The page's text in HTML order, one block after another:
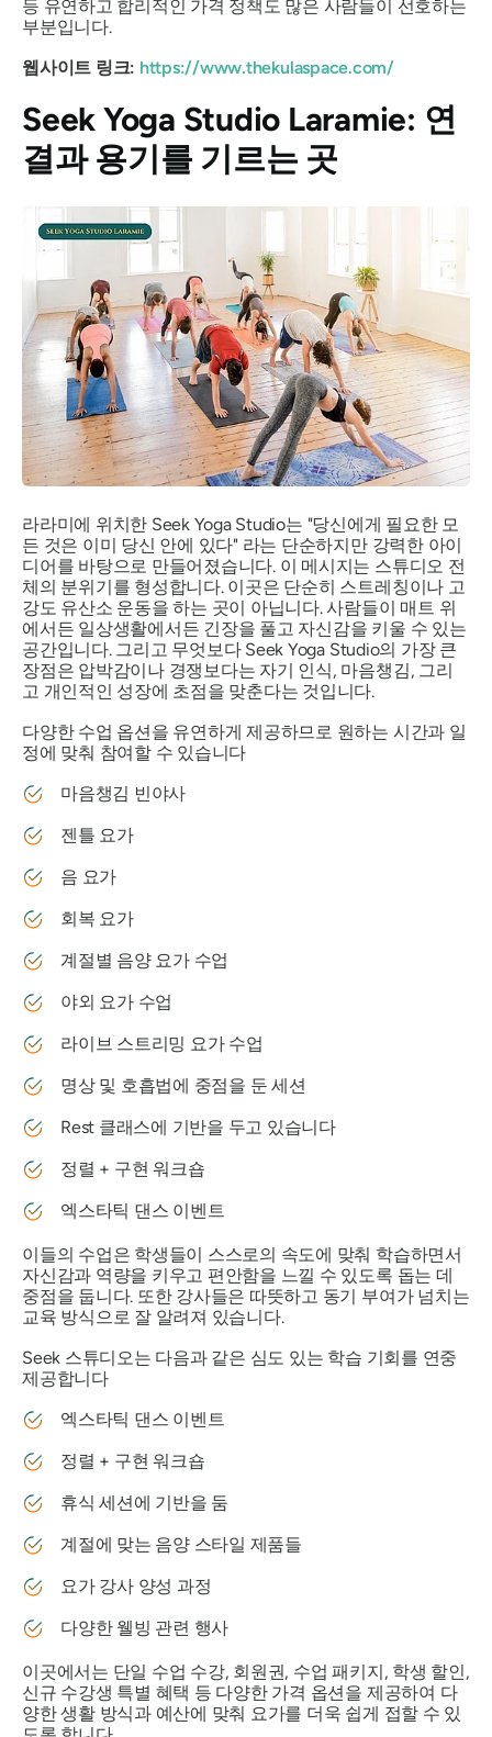
등 유연하고 합리적인 가격 정책도 많은 사람들이 선호하는
부분입니다.
웹사이트 링크: https://www.thekulaspace.com/
Seek Yoga Studio Laramie: 연
결과 용기를 기르는 곳
라라미에 위치한 Seek Yoga Studio는 "당신에게 필요한 모
든 것은 이미 당신 안에 있다"라는 단순하지만 강력한 아이
디어를 바탕으로 만들어졌습니다. 이 메시지는 스튜디오 전
체의 분위기를 형성합니다. 이곳은 단순히 스트레칭이나 고
강도 유산소 운동을 하는 곳이 아닙니다. 사람들이 매트 위
에서든 일상생활에서든 긴장을 풀고 자신감을 키울 수 있는
공간입니다. 그리고 무엇보다 Seek Yoga Studio의 가장 큰
장점은 압박감이나 경쟁보다는 자기 인식, 마음챙김, 그리
고 개인적인 성장에 초점을 맞춘다는 것입니다.
다양한 수업 옵션을 유연하게 제공하므로 원하는 시간과 일
정에 맞춰 참여할 수 있습니다
마음챙김 빈야사
젠틀 요가
음 요가
회복 요가
계절별 음양 요가 수업
야외 요가 수업
라이브 스트리밍 요가 수업
명상 및 호흡법에 중점을 둔 세션
Rest 클래스에 기반을 두고 있습니다
정렬 + 구현 워크숍
엑스타틱 댄스 이벤트
이들의 수업은 학생들이 스스로의 속도에 맞춰 학습하면서
자신감과 역량을 키우고 편안함을 느낄 수 있도록 돕는 데
중점을 둡니다. 또한 강사들은 따뜻하고 동기 부여가 넘치는
교육 방식으로 잘 알려져 있습니다.
Seek 스튜디오는 다음과 같은 심도 있는 학습 기회를 연중
제공합니다
엑스타틱 댄스 이벤트
정렬 + 구현 워크숍
휴식 세션에 기반을 둠
계절에 맞는 음양 스타일 제품들
요가 강사 양성 과정
다양한 웰빙 관련 행사
이곳에서는 단일 수업 수강, 회원권, 수업 패키지, 학생 할인,
신규 수강생 특별 혜택 등 다양한 가격 옵션을 제공하여 다
양한 생활 방식과 예산에 맞춰 요가를 더욱 쉽게 접할 수 있